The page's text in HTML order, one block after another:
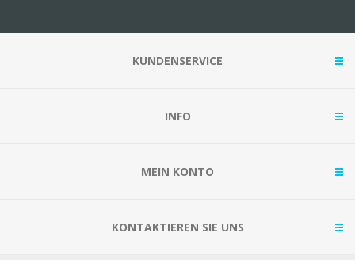
KUNDENSERVICE
INFO
MEIN KONTO
KONTAKTIEREN SIE UNS